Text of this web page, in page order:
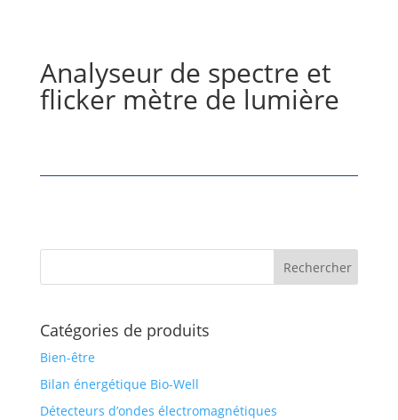
Analyseur de spectre et
flicker mètre de lumière
Catégories de produits
Bien-être
Bilan énergétique Bio-Well
Détecteurs d’ondes électromagnétiques